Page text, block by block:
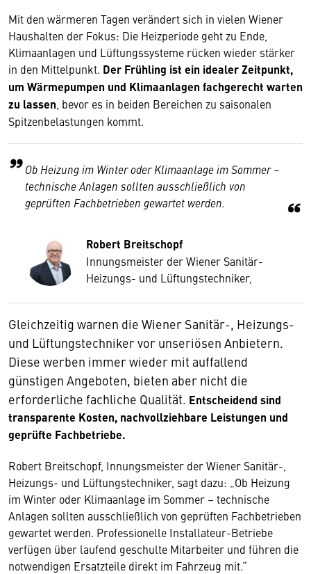
Mit den wärmeren Tagen verändert sich in vielen Wiener
Haushalten der Fokus: Die Heizperiode geht zu Ende,
Klimaanlagen und Lüftungssysteme rücken wieder stärker
in den Mittelpunkt. Der Frühling ist ein idealer Zeitpunkt,
um Wärmepumpen und Klimaanlagen fachgerecht warten
zu lassen , bevor es in beiden Bereichen zu saisonalen
Spitzenbelastungen kommt.
Ob Heizung im Winter oder Klimaanlage im Sommer –
technische Anlagen sollten ausschließlich von
geprüften Fachbetrieben gewartet werden.
Robert Breitschopf
Innungsmeister der Wiener Sanitär-
Heizungs- und Lüftungstechniker,
Gleichzeitig warnen die Wiener Sanitär-, Heizungs-
und Lüftungstechniker vor unseriösen Anbietern.
Diese werben immer wieder mit auffallend
günstigen Angeboten, bieten aber nicht die
erforderliche fachliche Qualität. Entscheidend sind
transparente Kosten, nachvollziehbare Leistungen und
geprüfte Fachbetriebe.
Robert Breitschopf, Innungsmeister der Wiener Sanitär-,
Heizungs- und Lüftungstechniker, sagt dazu: „Ob Heizung
im Winter oder Klimaanlage im Sommer – technische
Anlagen sollten ausschließlich von geprüften Fachbetrieben
gewartet werden. Professionelle Installateur-Betriebe
verfügen über laufend geschulte Mitarbeiter und führen die
notwendigen Ersatzteile direkt im Fahrzeug mit.“